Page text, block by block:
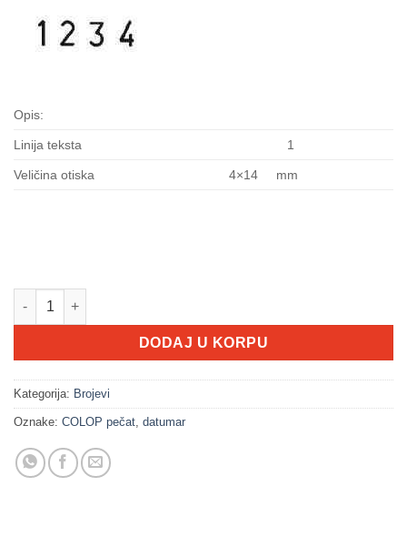
Opis:
Linija teksta 1
Veličina otiska 4×14 mm
04004 količina
DODAJ U KORPU
Kategorija: Brojevi
Oznake: COLOP pečat datumar